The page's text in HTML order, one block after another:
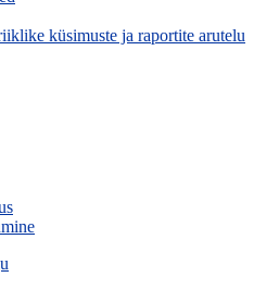
küsimuste ja raportite arutelu